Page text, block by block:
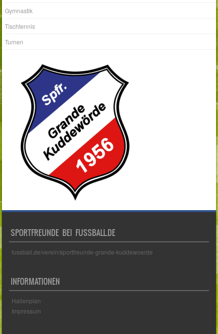
Gymnastik
Tischtennis
Turnen
SPORTFREUNDE BEI FUSSBALL.DE
fussball.de/verein/sportfreunde-grande-kuddewoerde
INFORMATIONEN
Hallenplan
Impressum